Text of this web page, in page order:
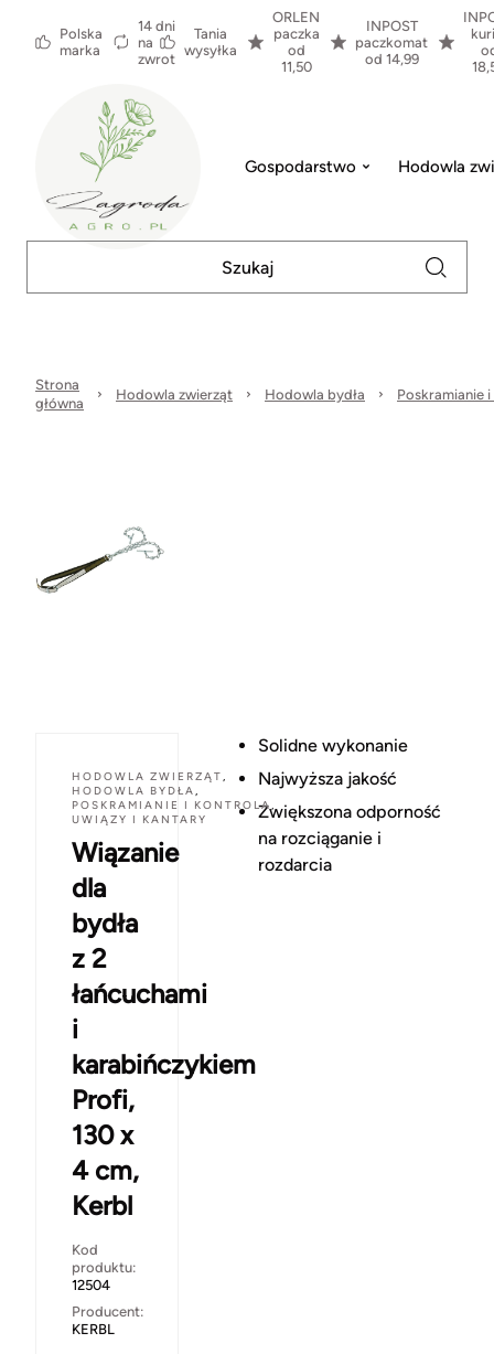
Polska
marka
14 dni
na
zwrot
Tania
wysyłka
ORLEN
paczka
od
11,50
INPOST
paczkomat
od 14,99
Gospodarstwo Hodowla
Strona
główna
Hodowla zwierząt Hodowla bydła Poskramianie
HODOWLA ZWIERZĄT,
HODOWLA BYDŁA,
POSKRAMIANIE I KONTROLA,
UWIĄZY I KANTARY
Wiązanie
dla
bydła
z 2
łańcuchami
i
karabińczykiem
Profi,
130 x
4 cm,
Kerbl
Kod
produktu:
12504
Producent:
KERBL
Solidne wykonanie
Najwyższa jakość
Zwiększona odporność
na rozciąganie i
rozdarcia